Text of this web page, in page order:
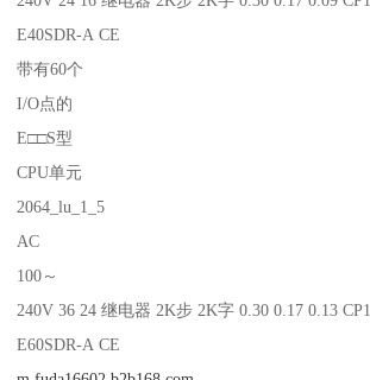
E40SDR-A CE
带有60个
I/O点的
E□□S型
CPU单元
2064_lu_1_5
AC
100～
240V 36 24 继电器 2K步 2K字 0.30 0.17 0.13
E60SDR-A CE